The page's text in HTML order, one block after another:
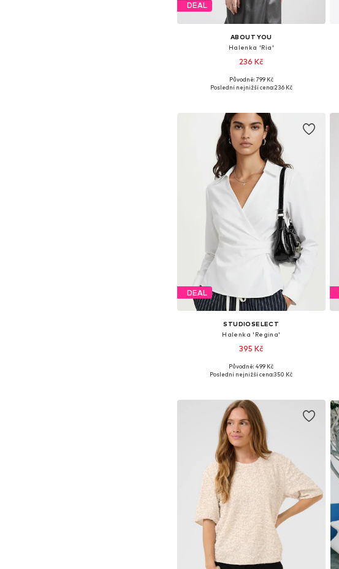
DEAL
ABOUT YOU
Halenka 'Ria'
236 Kč
Dostupné velikosti: XS, S, M, L, XL
Původně: 799 Kč
Poslední nejnižší cena:236 Kč
DEAL
STUDIOSELECT
Halenka 'Regina'
395 Kč
Dostupné velikosti: S, M, L
Původně: 499 Kč
Poslední nejnižší cena:350 Kč